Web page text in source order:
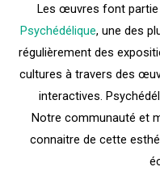
Les œuvres font partie
Psychédélique, une des
régulièrement des
cultures à travers des
interactives.
Notre communauté et
connaitre de cette